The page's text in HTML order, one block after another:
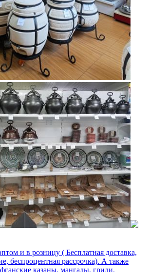
и в розницу ( Бесплатная доставка,
беспроцентная рассрочка). А также
казаны, мангалы, грили,